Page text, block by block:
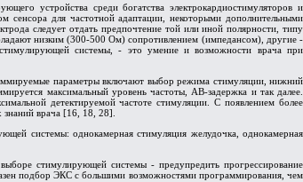
устройства среди богатства электрокардиостимуляторов и
для частотной адаптации, некоторыми дополнительными
следует отдать предпочтение той или иной полярности, типу
низким (300-500 Ом) сопротивлением (импедансом), другие -
системы, - это умение и возможности врача при
параметры включают выбор режима стимуляции, нижний
максимальный уровень частоты, АВ-задержка и так далее.
детектируемой частоте стимуляции. С появлением более
врача [16, 18, 28].
системы: однокамерная стимуляция желудочка, однокамерная
стимулирующей системы - предупредить прогрессирование
подбор ЭКС с большими возможностями программирования, чем